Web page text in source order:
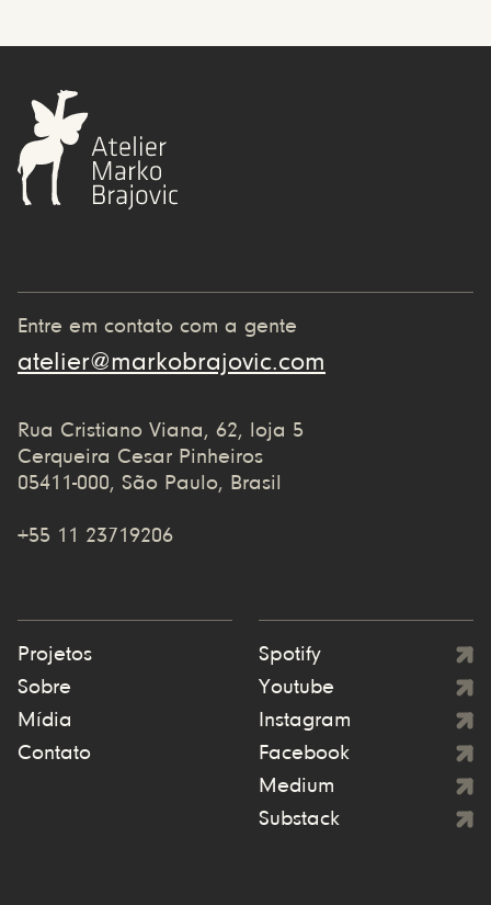
Entre em contato com a gente
atelier@markobrajovic.com
Rua Cristiano Viana, 62, loja 5
Cerqueira Cesar Pinheiros
05411-000, São Paulo, Brasil
+55 11 23719206
Projetos
Sobre
Mídia
Contato
Spotify
Youtube
Instagram
Facebook
Medium
Substack